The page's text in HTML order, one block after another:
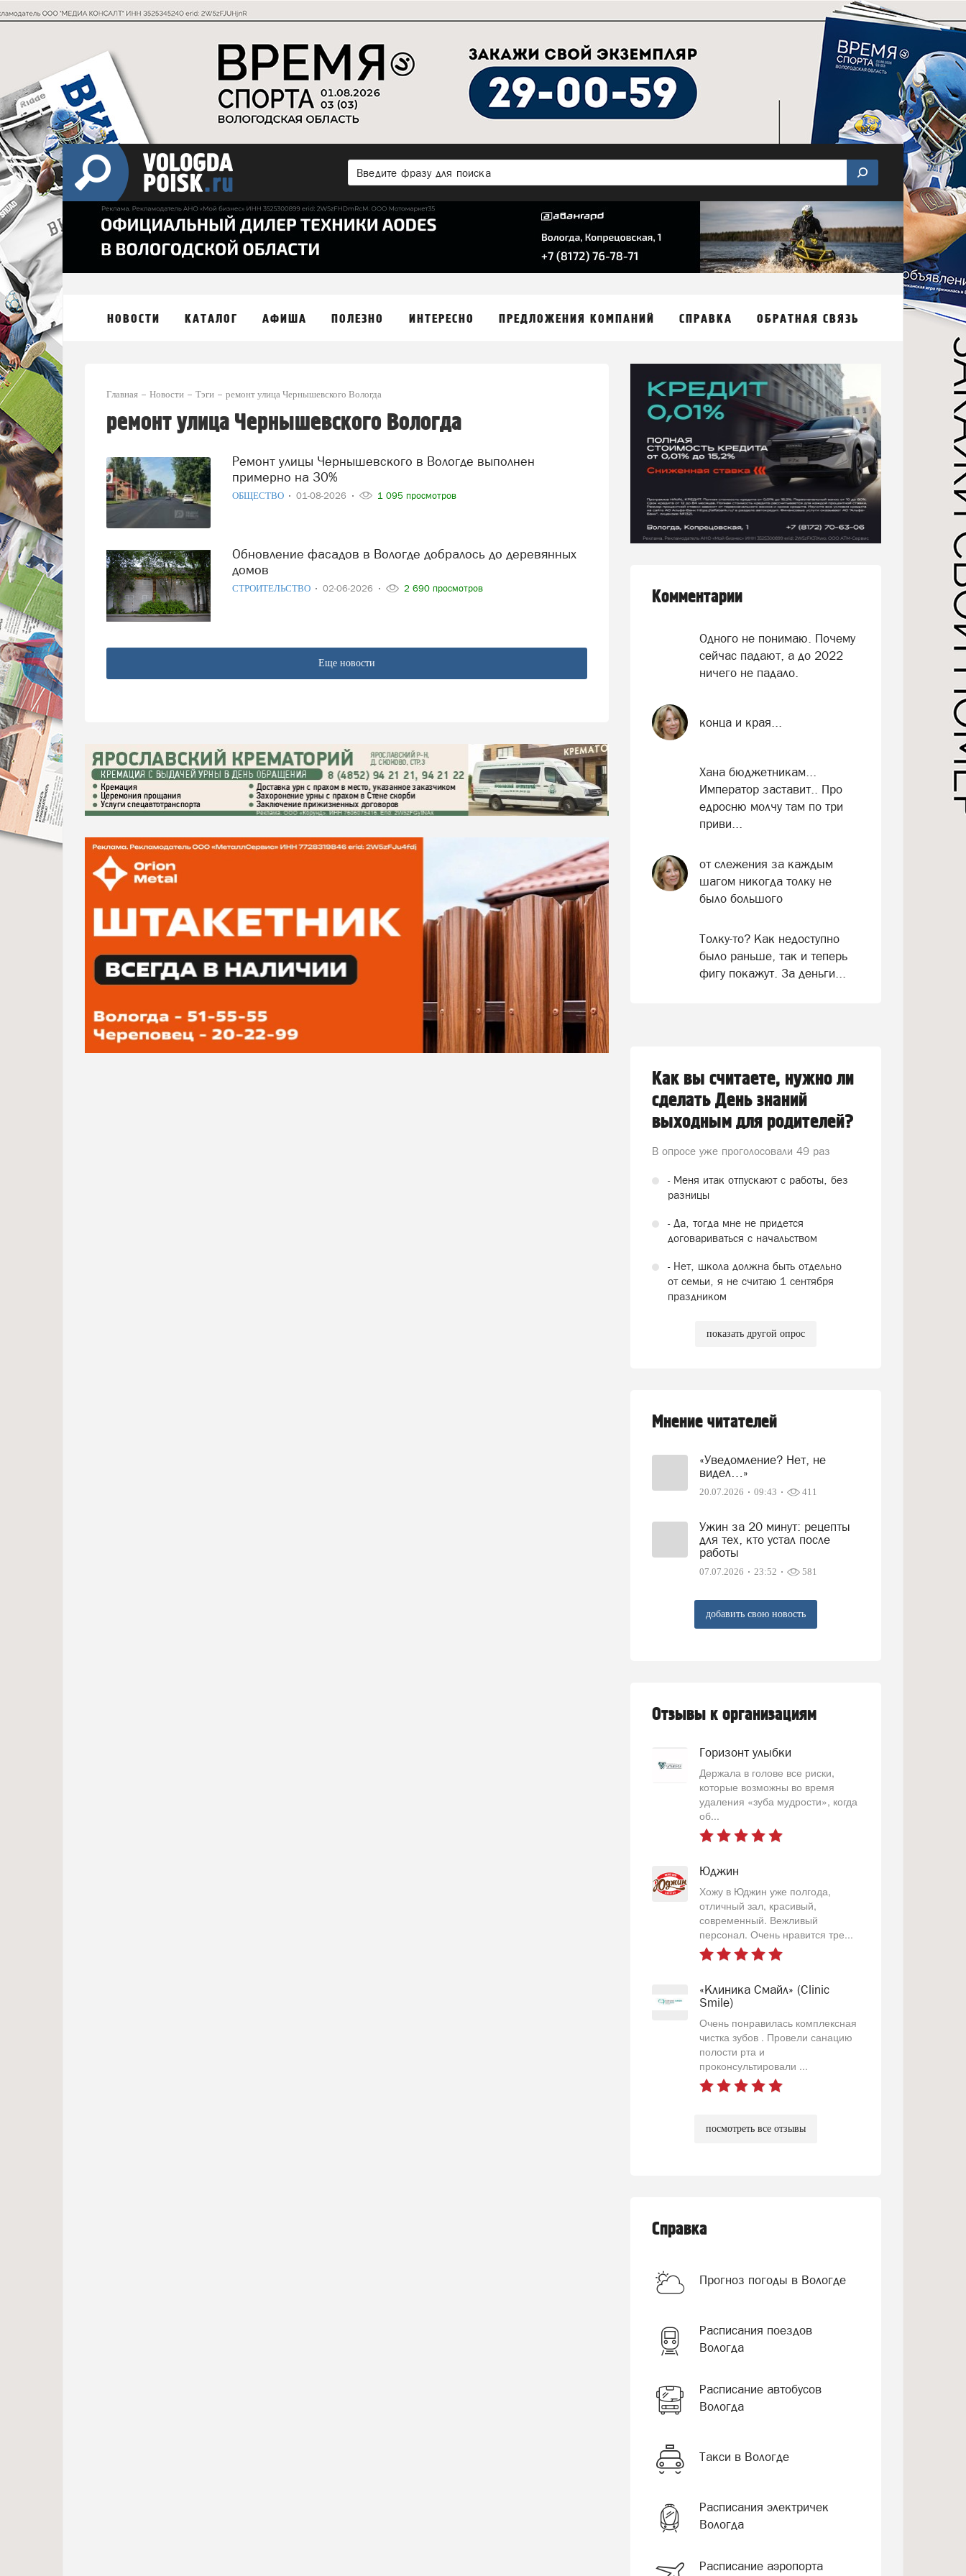
НОВОСТИ КАТАЛОГ АФИША ПОЛЕЗНО ИНТЕРЕСНО ПРЕДЛОЖЕНИЯ КОМПАНИЙ СПРАВКА ОБРАТНАЯ СВЯЗЬ
Главная Новости Тэги ремонт улица Чернышевского Вологда
ремонт улица Чернышевского Вологда
Ремонт улицы Чернышевского в Вологде выполнен
примерно на 30%
ОБЩЕСТВО 01-08-2026 1 095 просмотров
Обновление фасадов в Вологде добралось до деревянных
домов
СТРОИТЕЛЬСТВО 02-06-2026 2 690 просмотров
Еще новости
Комментарии
Одного не понимаю. Почему
сейчас падают, а до 2022
ничего не падало.
конца и края...
Хана бюджетникам...
Император заставит.. Про
едросню молчу там по три
приви...
от слежения за каждым
шагом никогда толку не
было большого
Толку-то? Как недоступно
было раньше, так и теперь
фигу покажут. За деньги...
Как вы считаете, нужно ли
сделать День знаний
выходным для родителей?
В опросе уже проголосовали 49 раз
- Меня итак отпускают с работы, без
разницы
- Да, тогда мне не придется
договариваться с начальством
- Нет, школа должна быть отдельно
от семьи, я не считаю 1 сентября
праздником
показать другой опрос
Мнение читателей
«Уведомление? Нет, не
видел…»
20.07.2026 09:43 411
Ужин за 20 минут: рецепты
для тех, кто устал после
работы
07.07.2026 23:52 581
добавить свою новость
Отзывы к организациям
Горизонт улыбки
Держала в голове все риски,
которые возможны во время
удаления «зуба мудрости», когда
об...
Юджин
Хожу в Юджин уже полгода,
отличный зал, красивый,
современный. Вежливый
персонал. Очень нравится тре...
«Клиника Смайл» (Clinic
Smile)
Очень понравилась комплексная
чистка зубов . Провели санацию
полости рта и
проконсультировали ...
посмотреть все отзывы
Справка
Прогноз погоды в Вологде
Расписания поездов
Вологда
Расписание автобусов
Вологда
Такси в Вологде
Расписания электричек
Вологда
Расписание аэропорта